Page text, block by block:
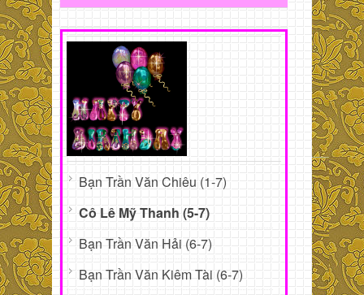
Bạn Trần Văn Chiêu (1-7)
Cô Lê Mỹ Thanh (5-7)
Bạn Trần Văn Hải (6-7)
Bạn Trần Văn Kiêm Tài (6-7)